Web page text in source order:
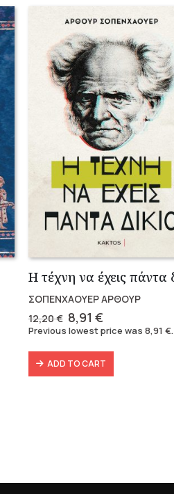
ΣΟΠΕΝΧΑΟΥΕΡ ΑΡΘΟΥΡ
12,20€ Original
price
12,20 €.
8,91 €Current
price
is:
8,91 €.
Previous lowest price was 8,91 €.
ADD TO CART